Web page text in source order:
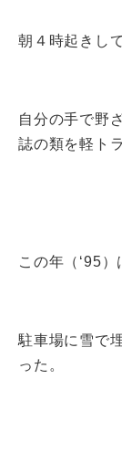
朝４時起きし
自分の手で野
誌の類を軽ト
この年（‘95）
駐車場に雪で
った。